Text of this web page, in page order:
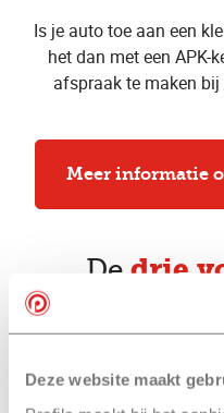
Deze website maakt
Is je auto toe aan een
het dan met een APK-
afspraak te maken bij
Meer informatie
De drie
bij